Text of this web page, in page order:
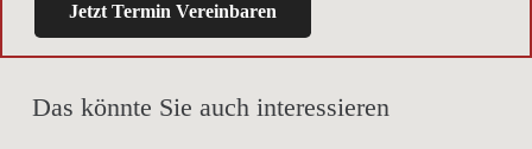
Jetzt Termin Vereinbaren
Das könnte Sie auch interessieren